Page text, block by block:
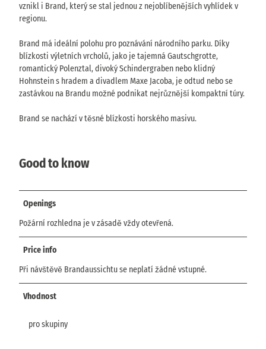
vznikl i Brand, který se stal jednou z nejoblíbenějších vyhlídek v
regionu.
Brand má ideální polohu pro poznávání národního parku. Díky
blízkosti výletních vrcholů, jako je tajemná Gautschgrotte,
romantický Polenztal, divoký Schindergraben nebo klidný
Hohnstein s hradem a divadlem Maxe Jacoba, je odtud nebo se
zastávkou na Brandu možné podnikat nejrůznější kompaktní túry.
Brand se nachází v těsné blízkosti horského masivu.
Good to know
Openings
Požární rozhledna je v zásadě vždy otevřená.
Price info
Při návštěvě Brandaussichtu se neplatí žádné vstupné.
Vhodnost
pro skupiny